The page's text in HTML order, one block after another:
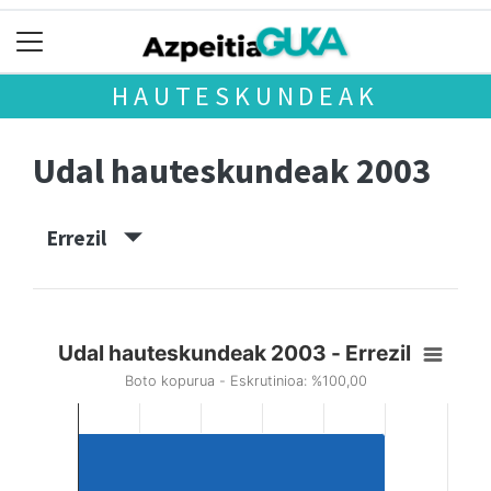
HAUTESKUNDEAK
Udal hauteskundeak 2003
Errezil
Udal hauteskundeak 2003 - Errezil
Boto kopurua - Eskrutinioa: %100,00